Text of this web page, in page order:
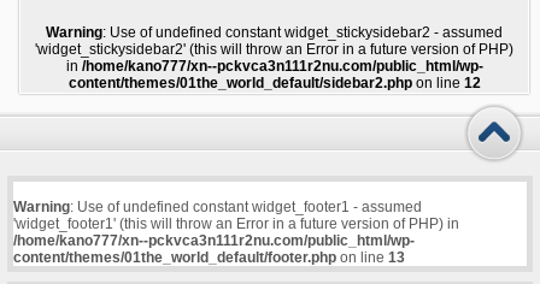
Warning: Use of undefined constant widget_stickysidebar2 - assumed
'widget_stickysidebar2' (this will throw an Error in a future version of PHP)
in /home/kano777/xn--pckvca3n111r2nu.com/public_html/wp-
content/themes/01the_world_default/sidebar2.phpon line 12
Warning: Use of undefined constant widget_footer1 - assumed
'widget_footer1' (this will throw an Error in a future version of PHP) in
/home/kano777/xn--pckvca3n111r2nu.com/public_html/wp-
content/themes/01the_world_default/footer.phpon line 13